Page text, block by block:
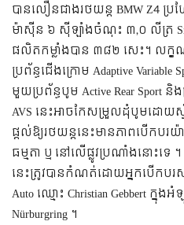
បានលឿនជាងរថយន្ត BMW Z4 ប្រ
ម៉ាស៊ីន ៦ ស៊ីឡាំងចំណុះ ៣,០ លីត្រ
ផលិតកម្លាំងបាន ៣៨២ សេះ។ លក្
ប្រព័ន្ធជើងក្រោម Adaptive Variable
មួយប្រព័ន្ធបូម Active Rear Sport និង
AVS នេះអាចកែសម្រួលដុំបូមដោយស្វ័
ផ្តល់ឱ្យរថយន្តនេះមានភាពបើកប
ធម្មតា ឬ នៅលើផ្លូវប្រណាំងនោះទេ ។
នេះត្រូវបានកំណត់ដោយអ្នកបើកបរ
Auto ឈ្មោះ Christian Gebbert ក្
Nürburgring ។